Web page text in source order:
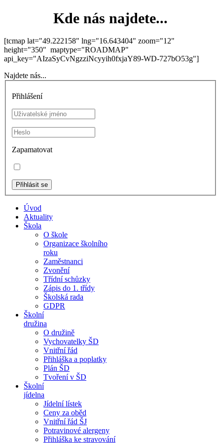
Kde nás najdete...
[tcmap lat="49.222158" lng="16.643404" zoom="12"
height="350" maptype="ROADMAP"
api_key="AIzaSyCvNgzziNcyyih0fxjaY89-WD-727bO53g"]
Najdete nás...
Přihlášení
Zapamatovat
Úvod
Aktuality
Škola
O škole
Organizace školního
roku
Zaměstnanci
Zvonění
Třídní schůzky
Zápis do 1. třídy
Školská rada
GDPR
Školní
družina
O družině
Vychovatelky ŠD
Vnitřní řád
Přihláška a poplatky
Plán ŠD
Tvoření v ŠD
Školní
jídelna
Jídelní lístek
Ceny za oběd
Vnitřní řád ŠJ
Potravinové alergeny
Přihláška ke stravování